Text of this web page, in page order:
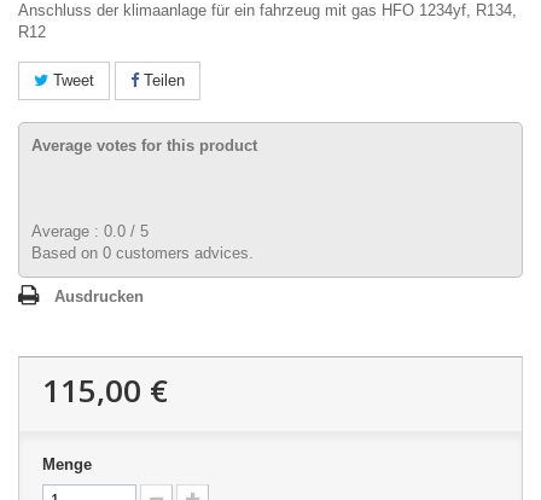
Anschluss der klimaanlage für ein fahrzeug mit gas HFO 1234yf, R134,
R12
Tweet Teilen
Average votes for this product
Average : 0.0 / 5
Based on 0 customers advices.
Ausdrucken
115,00 €
Menge